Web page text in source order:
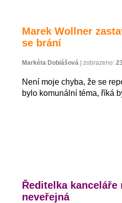
Marek Wollner
se brání
Markéta Dobiášová | zobrazeno:
Není moje chyba, že se
bylo komunální téma, říká
Ředitelka
neveřejná